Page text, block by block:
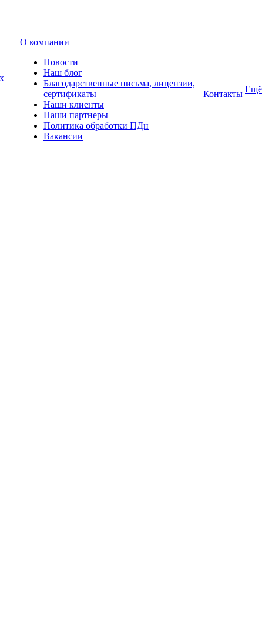
О компании
Новости
Наш блог
Благодарственные письма, лицензии,
сертификаты
Наши клиенты
Наши партнеры
Политика обработки ПДн
Вакансии
Контакты Ещё